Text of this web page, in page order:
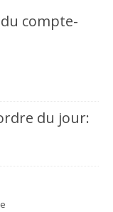
compte-
du jour: